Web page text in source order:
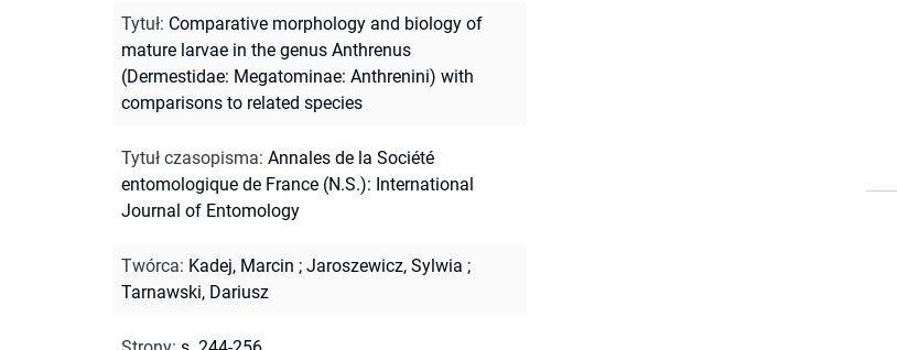
Tytuł: Comparative morphology and biology of
mature larvae in the genus Anthrenus
(Dermestidae: Megatominae: Anthrenini) with
comparisons to related species
Tytuł czasopisma: Annales de la Société
entomologique de France (N.S.): International
Journal of Entomology
Twórca: Kadej, Marcin ; Jaroszewicz, Sylwia ;
Tarnawski, Dariusz